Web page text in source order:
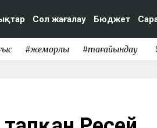
Сол жағалау Бюджет
#жемқорлық #тағайындау